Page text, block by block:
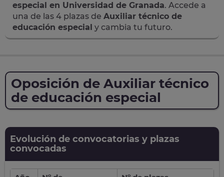
especial en Universidad de Granada. Accede a
una de las 4 plazas de Auxiliar técnico de
educación especial y cambia tu futuro.
Oposición de Auxiliar técnico
de educación especial
Evolución de convocatorias y plazas
convocadas